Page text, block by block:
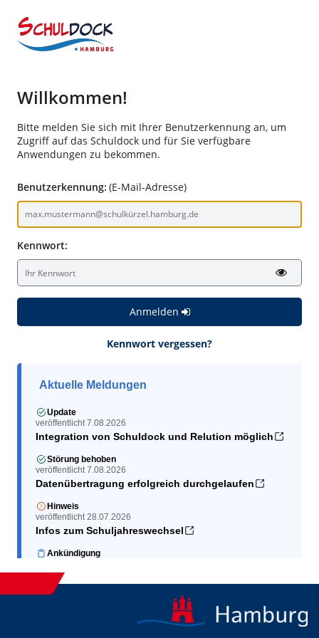
Willkommen!
Bitte melden Sie sich mit Ihrer Benutzerkennung an, um
Zugriff auf das Schuldock und für Sie verfügbare
Anwendungen zu bekommen.
Benutzerkennung: (E-Mail-Adresse)
Kennwort:
Anmelden
Kennwort vergessen?